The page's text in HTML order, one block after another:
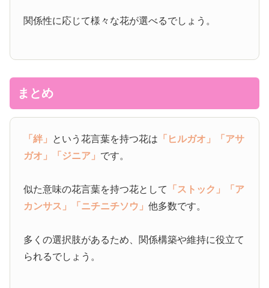
関係性に応じて様々な花が選べるでしょう。
まとめ
「絆」 という花言葉を持つ花は 「ヒルガオ」
「アサ
ガオ」
「ジニア」 です。
似た意味の花言葉を持つ花として 「ストック」
「ア
カンサス」
「ニチニチソウ」他多数です。
多くの選択肢があるため、関係構築や維持に役立て
られるでしょう。